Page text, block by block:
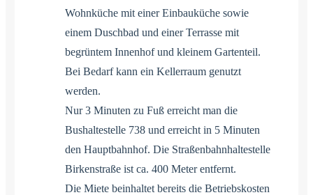
Wohnküche mit einer Einbauküche sowie
einem Duschbad und einer Terrasse mit
begrüntem Innenhof und kleinem Gartenteil.
Bei Bedarf kann ein Kellerraum genutzt
werden.
Nur 3 Minuten zu Fuß erreicht man die
Bushaltestelle 738 und erreicht in 5 Minuten
den Hauptbahnhof. Die Straßenbahnhaltestelle
Birkenstraße ist ca. 400 Meter entfernt.
Die Miete beinhaltet bereits die Betriebskosten